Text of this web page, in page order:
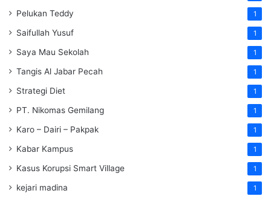
Pelukan Teddy 1
Saifullah Yusuf 1
Saya Mau Sekolah 1
Tangis Al Jabar Pecah 1
Strategi Diet 1
PT. Nikomas Gemilang 1
Karo – Dairi – Pakpak 1
Kabar Kampus 1
Kasus Korupsi Smart Village 1
kejari madina 1